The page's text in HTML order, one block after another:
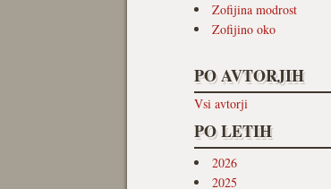
Zofijina modrost
Zofijino oko
PO AVTORJIH
Vsi avtorji
PO LETIH
2026
2025